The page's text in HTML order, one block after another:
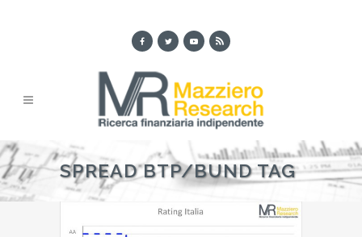
SPREAD BTP/BUND TAG